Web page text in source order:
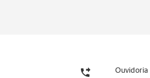
Ouvidoria